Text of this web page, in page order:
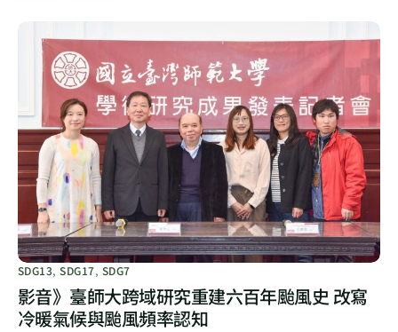
SDG13,SDG17, SDG7
影音》臺師大跨域研究重建六百年颱風史 改寫
冷暖氣候與颱風頻率認知